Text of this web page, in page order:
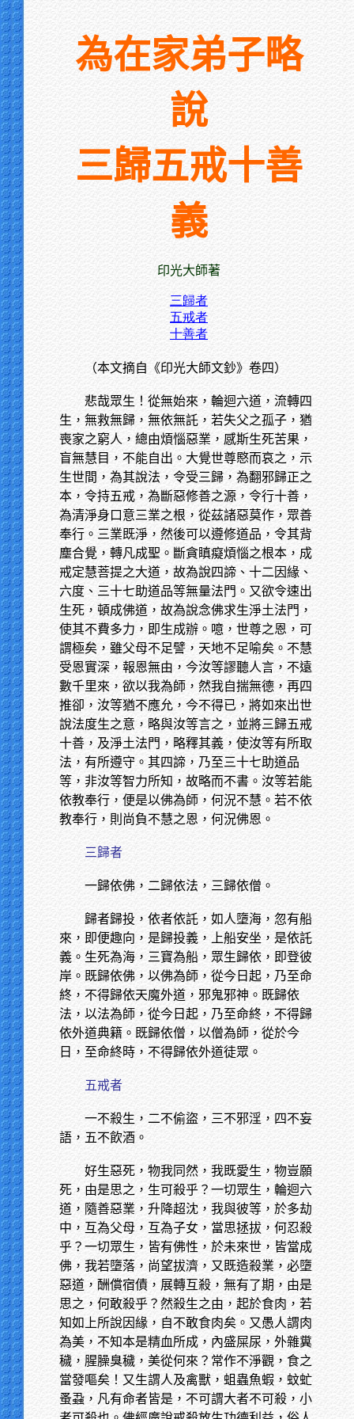
為在家弟子略
說
三歸五戒十善
義
印光大師著
三歸者
五戒者
十善者
（本文摘自《印光大師文鈔》卷四）
悲哉眾生！從無始來，輪迴六道，流轉四
生，無救無歸，無依無託，若失父之孤子，猶
喪家之窮人，總由煩惱惡業，感斯生死苦果，
盲無慧目，不能自出。大覺世尊愍而哀之，示
生世間，為其說法，令受三歸，為翻邪歸正之
本，令持五戒，為斷惡修善之源，令行十善，
為清淨身口意三業之根，從茲諸惡莫作，眾善
奉行。三業既淨，然後可以遵修道品，令其背
塵合覺，轉凡成聖。斷貪瞋癡煩惱之根本，成
戒定慧菩提之大道，故為說四諦、十二因緣、
六度、三十七助道品等無量法門。又欲令速出
生死，頓成佛道，故為說念佛求生淨土法門，
使其不費多力，即生成辦。噫，世尊之恩，可
謂極矣，雖父母不足譬，天地不足喻矣。不慧
受恩實深，報恩無由，今汝等謬聽人言，不遠
數千里來，欲以我為師，然我自揣無德，再四
推卻，汝等猶不應允，今不得已，將如來出世
說法度生之意，略與汝等言之，並將三歸五戒
十善，及淨土法門，略釋其義，使汝等有所取
法，有所遵守。其四諦，乃至三十七助道品
等，非汝等智力所知，故略而不書。汝等若能
依教奉行，便是以佛為師，何況不慧。若不依
教奉行，則尚負不慧之恩，何況佛恩。
三歸者
一歸依佛，二歸依法，三歸依僧。
歸者歸投，依者依託，如人墮海，忽有船
來，即便趣向，是歸投義，上船安坐，是依託
義。生死為海，三寶為船，眾生歸依，即登彼
岸。既歸依佛，以佛為師，從今日起，乃至命
終，不得歸依天魔外道，邪鬼邪神。既歸依
法，以法為師，從今日起，乃至命終，不得歸
依外道典籍。既歸依僧，以僧為師，從於今
日，至命終時，不得歸依外道徒眾。
五戒者
一不殺生，二不偷盜，三不邪淫，四不妄
語，五不飲酒。
好生惡死，物我同然，我既愛生，物豈願
死，由是思之，生可殺乎？一切眾生，輪迴六
道，隨善惡業，升降超沈，我與彼等，於多劫
中，互為父母，互為子女，當思拯拔，何忍殺
乎？一切眾生，皆有佛性，於未來世，皆當成
佛，我若墮落，尚望拔濟，又既造殺業，必墮
惡道，酬償宿債，展轉互殺，無有了期，由是
思之，何敢殺乎？然殺生之由，起於食肉，若
知如上所說因緣，自不敢食肉矣。又愚人謂肉
為美，不知本是精血所成，內盛屎尿，外雜糞
穢，腥臊臭穢，美從何來？常作不淨觀，食之
當發嘔矣！又生謂人及禽獸，蛆蟲魚蝦，蚊虻
蚤蝨，凡有命者皆是，不可謂大者不可殺，小